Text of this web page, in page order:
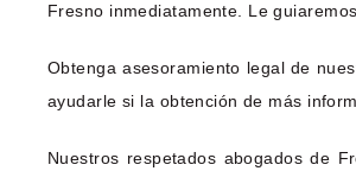
Fresno inmediatamente. Le
Obtenga asesoramiento legal de
ayudarle si la obtención de más
Nuestros respetados abogados de